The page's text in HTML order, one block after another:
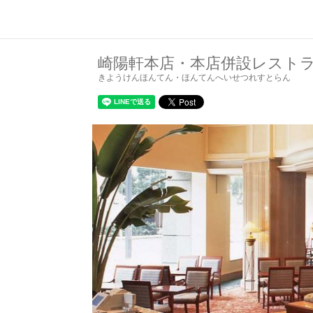
崎陽軒本店・本店併設レスト
きようけんほんてん・ほんてんへいせつれすとらん